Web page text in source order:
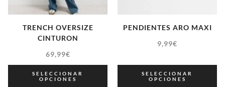
TRENCH OVERSIZE
CINTURON
69,99€
SELECCIONAR
OPCIONES
PENDIENTES ARO MAXI
9,99€
SELECCIONAR
OPCIONES